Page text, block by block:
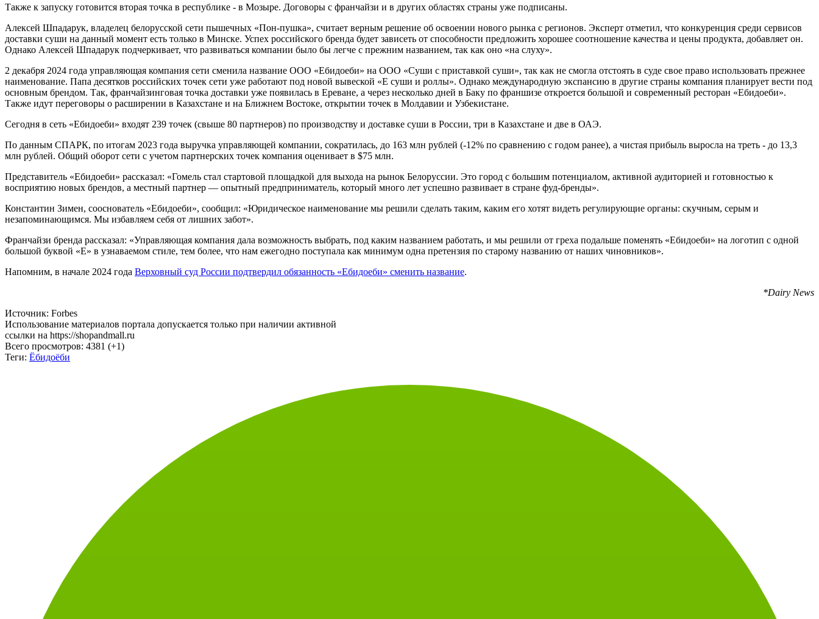
Алексей Шпадарук, владелец белорусской сети пышечных «Пон-пушка», считает верным решение об освоении нового рынка с регионов. Эксперт отметил, что конкуренция среди сервисов
доставки суши на данный момент есть только в Минске. Успех российского бренда будет зависеть от способности предложить хорошее соотношение качества и цены продукта, добавляет он.
2 декабря 2024 года управляющая компания сети сменила название ООО «Ебидоеби» на ООО «Суши с приставкой суши», так как не смогла отстоять в суде свое право использовать прежнее
наименование. Папа десятков российских точек сети уже работают под новой вывеской «Е суши и роллы». Однако международную экспансию в другие страны компания планирует вести под
основным брендом. Так, франчайзинговая точка доставки уже появилась в Ереване, а через несколько дней в Баку по франшизе откроется большой и современный ресторан «Ебидоеби».
По данным СПАРК, по итогам 2023 года выручка управляющей компании, сократилась, до 163 млн рублей (-12% по сравнению с годом ранее), а чистая прибыль выросла на треть - до 13,3
Представитель «Ебидоеби» рассказал: «Гомель стал стартовой площадкой для выхода на рынок Белоруссии. Это город с большим потенциалом, активной аудиторией и готовностью к
Константин Зимен, сооснователь «Ебидоеби», сообщил: «Юридическое наименование мы решили сделать таким, каким его хотят видеть регулирующие органы: скучным, серым и
Франчайзи бренда рассказал: «Управляющая компания дала возможность выбрать, под каким названием работать, и мы решили от греха подальше поменять «Ебидоеби» на логотип с одной
Источник: Forbes
Использование материалов портала допускается только при наличии активной
ссылки на https://shopandmall.ru
Всего просмотров: